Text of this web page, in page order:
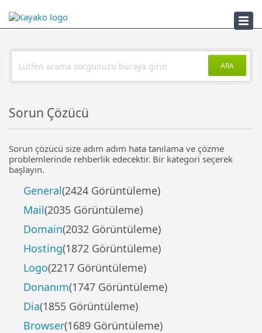
Sorun Çözücü
ARA
Sorun Çözücü
Sorun çözücü size adım adım hata tanılama ve çözme
problemlerinde rehberlik edecektir. Bir kategori seçerek
başlayın.
General(2424 Görüntüleme)
Mail(2035 Görüntüleme)
Domain(2032 Görüntüleme)
Hosting(1872 Görüntüleme)
Logo(2217 Görüntüleme)
Donanım(1747 Görüntüleme)
Dia(1855 Görüntüleme)
Browser(1689 Görüntüleme)